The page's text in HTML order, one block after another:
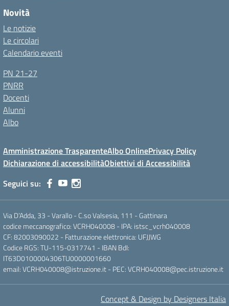
Novità
Le notizie
Le circolari
Calendario eventi
PN 21-27
PNRR
Docenti
Alunni
Albo
Amministrazione TrasparenteAlbo OnlinePrivacy Policy
Dichiarazione di accessibilitàObiettivi di Accessibilità
Seguici su:
Via D’Adda, 33 - Varallo - C.so Valsesia, 111 - Gattinara
codice meccanografico: VCRH040008 - IPA: istsc_vcrh040008
CF: 82003090022 - Fatturazione elettronica: UFJJWG
Codice RGS: TU-115-0317741 - IBAN BdI:
IT63D0100004306TU0000001660
email: VCRH040008@istruzione.it - PEC: VCRH040008@pec.istruzione.it
Concept & Design by Designers Italia